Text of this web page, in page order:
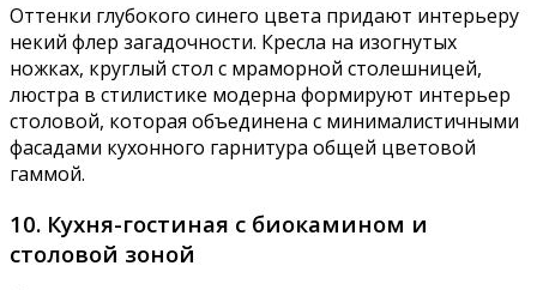
Оттенки глубокого синего цвета придают интерьеру
некий флер загадочности. Кресла на изогнутых
ножках, круглый стол с мраморной столешницей,
люстра в стилистике модерна формируют интерьер
столовой, которая объединена с минималистичными
фасадами кухонного гарнитура общей цветовой
гаммой.
10. Кухня-гостиная с биокамином и
столовой зоной